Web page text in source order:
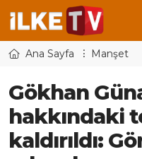
Ana Sayfa Manşet
Gökhan
hakkındaki
kaldırıldı: